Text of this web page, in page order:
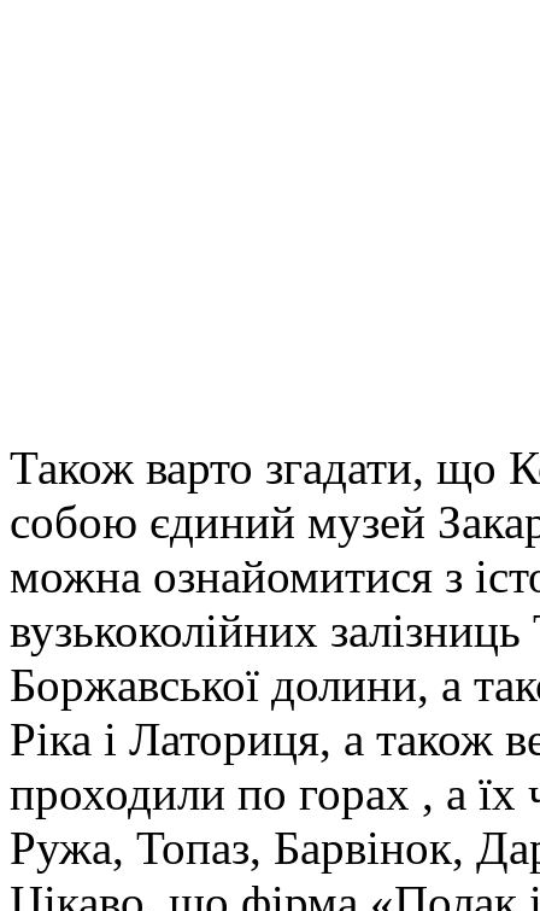
Також варто згадати, що
собою єдиний музей
можна ознайомитися з
вузькоколійних
Боржавської долини, а
Ріка і Латориця, а також
проходили по горах , а
Ружа, Топаз, Барвінок,